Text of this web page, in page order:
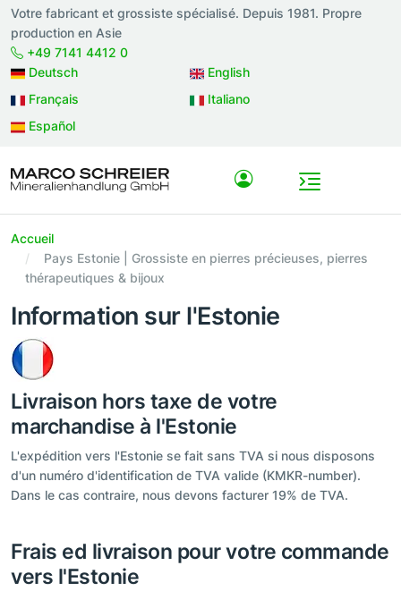
Votre fabricant et grossiste spécialisé. Depuis 1981. Propre
production en Asie
+49 7141 4412 0
Deutsch
English
Français
Italiano
Español
Accueil
Pays Estonie | Grossiste en pierres précieuses, pierres
thérapeutiques & bijoux
Information sur l'Estonie
Livraison hors taxe de votre
marchandise à l'Estonie
L'expédition vers l'Estonie se fait sans TVA si nous disposons
d'un numéro d'identification de TVA valide (KMKR-number).
Dans le cas contraire, nous devons facturer 19% de TVA.
Frais ed livraison pour votre commande
vers l'Estonie